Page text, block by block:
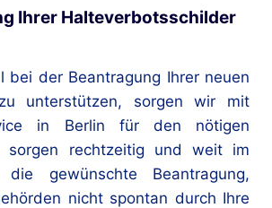
Ihrer Halteverbotsschilder
bei der Beantragung Ihrer neuen
unterstützen, sorgen wir mit
in Berlin für den nötigen
sorgen rechtzeitig und weit im
gewünschte Beantragung,
nicht spontan durch Ihre